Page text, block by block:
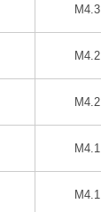
M4.3
M4.2
M4.2
M4.1
M4.1